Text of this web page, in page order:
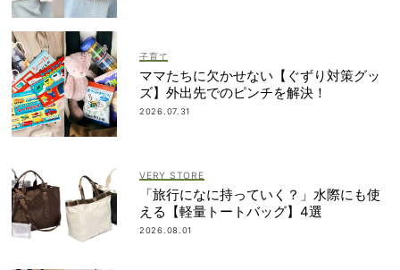
子育て
ママたちに欠かせない【ぐずり対策グッ
ズ】外出先でのピンチを解決！
2026.07.31
VERY STORE
「旅行になに持っていく？」水際にも使
える【軽量トートバッグ】4選
2026.08.01